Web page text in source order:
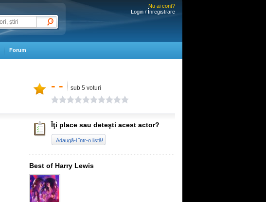
Nu ai cont?
Login / Înregistrare
Forum
- - sub 5 voturi
Îţi place sau deteşti acest actor?
Adaugă-l într-o listă!
Best of Harry Lewis